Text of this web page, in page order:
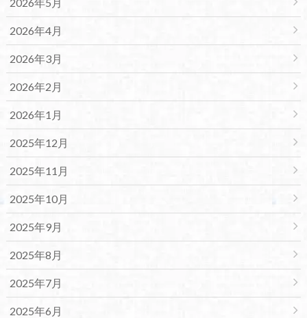
2026年4月
2026年3月
2026年2月
2026年1月
2025年12月
2025年11月
2025年10月
2025年9月
2025年8月
2025年7月
2025年6月